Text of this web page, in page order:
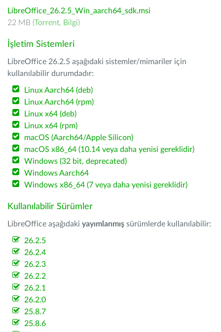
LibreOffice_26.2.5_Win_aarch64_sdk.msi
22 MB (Torrent, Bilgi)
İşletim Sistemleri
LibreOffice 26.2.5 aşağıdaki sistemler/mimariler için
kullanılabilir durumdadır:
Linux Aarch64 (deb)
Linux Aarch64 (rpm)
Linux x64 (deb)
Linux x64 (rpm)
macOS (Aarch64/Apple Silicon)
macOS x86_64 (10.14 veya daha yenisi gereklidir)
Windows (32 bit, deprecated)
Windows Aarch64
Windows x86_64 (7 veya daha yenisi gereklidir)
Kullanılabilir Sürümler
LibreOffice aşağıdaki yayımlanmış sürümlerde kullanılabilir:
26.2.5
26.2.4
26.2.3
26.2.2
26.2.1
26.2.0
25.8.7
25.8.6